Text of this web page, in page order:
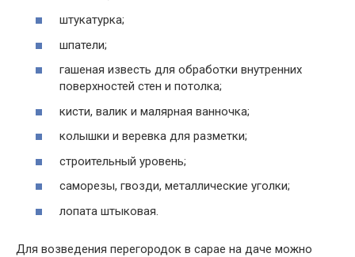
штукатурка;
шпатели;
гашеная известь для обработки внутренних
поверхностей стен и потолка;
кисти, валик и малярная ванночка;
колышки и веревка для разметки;
строительный уровень;
саморезы, гвозди, металлические уголки;
лопата штыковая.
Для возведения перегородок в сарае на даче можно